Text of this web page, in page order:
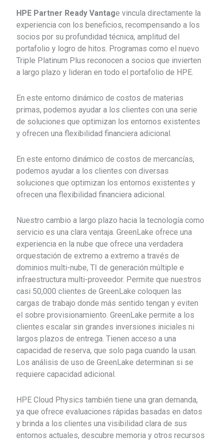
HPE Partner Ready Vantage vincula directamente la
experiencia con los beneficios, recompensando a los
socios por su profundidad técnica, amplitud del
portafolio y logro de hitos. Programas como el nuevo
Triple Platinum Plus reconocen a socios que invierten
a largo plazo y lideran en todo el portafolio de HPE.
En este entorno dinámico de costos de materias
primas, podemos ayudar a los clientes con una serie
de soluciones que optimizan los entornos existentes
y ofrecen una flexibilidad financiera adicional.
En este entorno dinámico de costos de mercancías,
podemos ayudar a los clientes con diversas
soluciones que optimizan los entornos existentes y
ofrecen una flexibilidad financiera adicional.
Nuestro cambio a largo plazo hacia la tecnología como
servicio es una clara ventaja. GreenLake ofrece una
experiencia en la nube que ofrece una verdadera
orquestación de extremo a extremo a través de
dominios multi-nube, TI de generación múltiple e
infraestructura multi-proveedor. Permite que nuestros
casi 50,000 clientes de GreenLake coloquen las
cargas de trabajo donde más sentido tengan y eviten
el sobre provisionamiento. GreenLake permite a los
clientes escalar sin grandes inversiones iniciales ni
largos plazos de entrega. Tienen acceso a una
capacidad de reserva, que solo paga cuando la usan.
Los análisis de uso de GreenLake determinan si se
requiere capacidad adicional.
HPE Cloud Physics también tiene una gran demanda,
ya que ofrece evaluaciones rápidas basadas en datos
y brinda a los clientes una visibilidad clara de sus
entornos actuales, descubre memoria y otros recursos